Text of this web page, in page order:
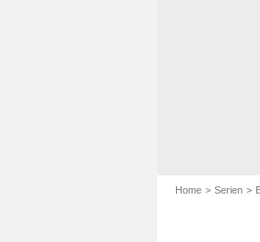
Home Serien